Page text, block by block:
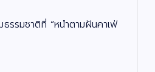
รรมชาติที่ “หนำตามฝันคาเฟ่